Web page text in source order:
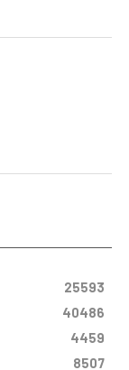
25593
40486
4459
8507